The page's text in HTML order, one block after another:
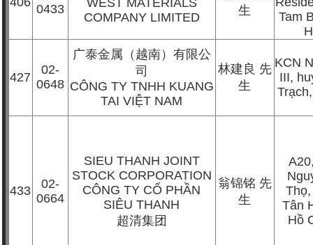
0433
WEST MATERIALS
COMPANY LIMITED
生
Tam
427
02-
0648
广泰金属（越南）有限公
司
CÔNG TY TNHH KUANG
TAI VIỆT NAM
林建良 先
生
KCN
III,
433
02-
0664
SIEU THANH JOINT
STOCK CORPORATION
CÔNG TY CỔ PHẦN
SIÊU THANH
超清集团
翁锦铭 先
生
Tân
Hồ